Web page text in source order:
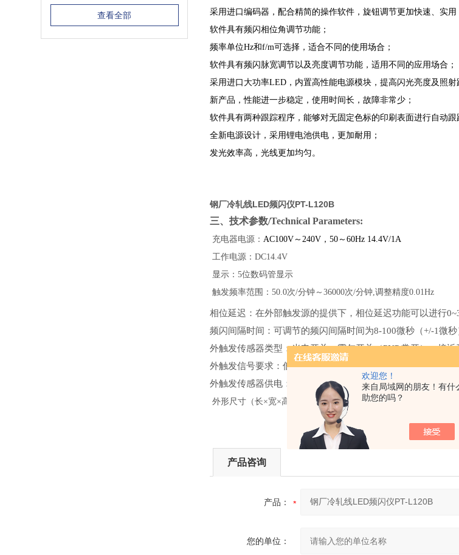
欢迎您！
来自局域网的朋友！有什
助您的吗？
查看全部
采用进口编码器，配合精简的操作软件，旋钮调节更加快速、实
软件具有频闪相位角调节功能；
频率单位Hz和f/m可选择，适合不同的使用场合；
软件具有频闪脉宽调节以及亮度调节功能，适用不同的应用场合；
采用进口大功率LED ，内置高性能电源模块，提高闪光亮度及照射
新产品，性能进一步稳定，使用时间长，故障非常少；
软件具有两种跟踪程序，能够对无固定色标的印刷表面进行自动跟
全新电源设计，采用锂电池供电，更加耐用；
发光效率高，光线更加均匀。
钢厂冷轧线LED频闪仪PT-L120B
三、技术参数/Technical Parameters:
充电器电源：AC100V～240V，50～60Hz 14.4V/1A
工作电源：DC14.4V
显示：5位数码管显示
触发频率范围：50.0次/分钟～36000次/分钟,调整精度0.01Hz
相位延迟：在外部触发源的提供下，相位延迟功能可以进行
频闪间隔时间：可调节的频闪间隔时间为8-100微秒（+/-1微秒
外触发传感器类型：光电开关、霍尔开关（PNP 常开）、接近
外触发信号要求：低电平0~0.7V，高电平>2.7V(允许24V），
外触发传感器供电：DC12V 50mA（频闪仪提供）
外形尺寸（长×宽×高）： 2 70mm×14 0mm×150mm
产品咨询
产品：
您的单位：